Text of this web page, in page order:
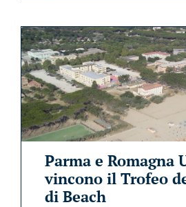
Parma e Romagna
vincono il Trofeo
di Beach